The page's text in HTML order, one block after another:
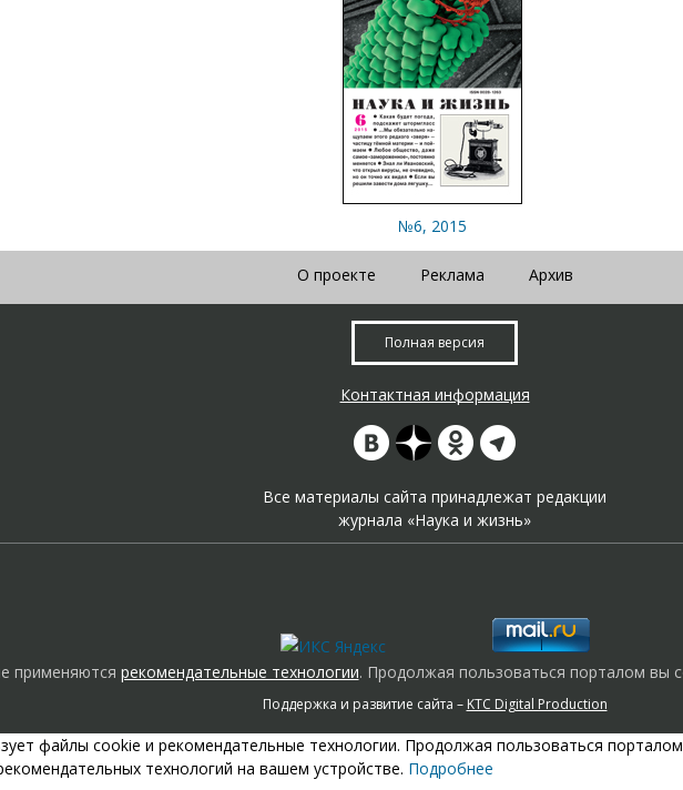
№6, 2015
О проекте Реклама Архив
Полная версия
Контактная информация
Все материалы сайта принадлежат редакции
журнала «Наука и жизнь»
применяются рекомендательные технологии. Продолжая пользоваться порталом вы
Поддержка и развитие сайта – KTC Digital Production
файлы cookie и рекомендательные технологии. Продолжая пользоваться
технологий на вашем устройстве. Подробнее